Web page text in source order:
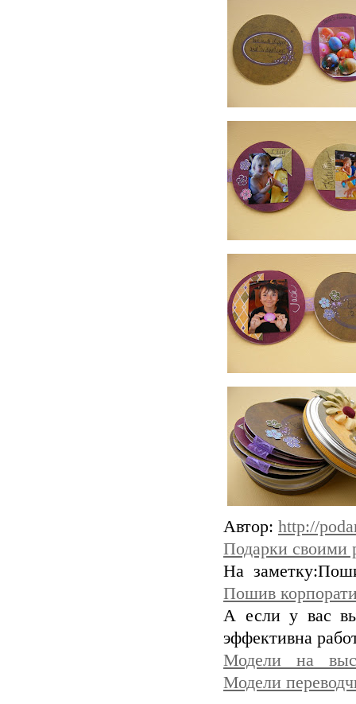
Автор: http://
Подарки своими
На
Пошив
А если у вас
эффективна
Модели на
Модели